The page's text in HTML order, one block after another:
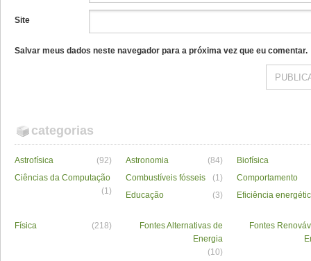
Site
Salvar meus dados neste navegador para a próxima vez que eu comentar.
categorias
Astrofísica (92) Astronomia (84)
Biofísica
Ciências da Computação
(1)
Combustíveis fósseis (1)
Comportamento
Educação
(3) Eficiência
Física (218)
Fontes Alternativas de
Energia
(10)
Fontes